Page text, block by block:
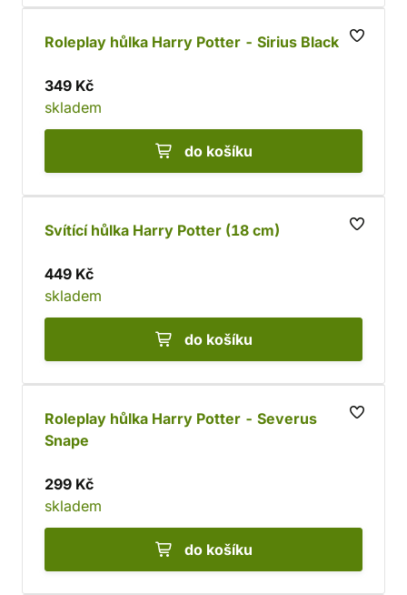
Roleplay hůlka Harry Potter - Sirius Black
349 Kč
skladem
do košíku
Svítící hůlka Harry Potter (18 cm)
449 Kč
skladem
do košíku
Roleplay hůlka Harry Potter - Severus
Snape
299 Kč
skladem
do košíku